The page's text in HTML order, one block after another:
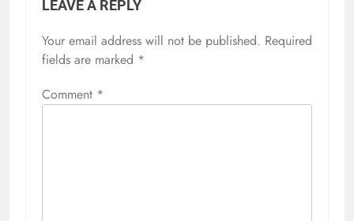
LEAVE A REPLY
Your email address will not be published. Required
fields are marked *
Comment *